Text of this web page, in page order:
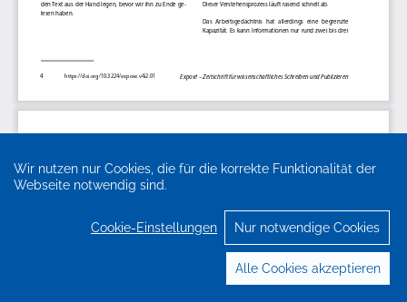
Wir nutzen nur Cookies, die für die korrekte Funktionalität der
Webseite notwendig sind.
Cookie-Einstellungen Nur notwendige Cookies
Alle Cookies akzeptieren